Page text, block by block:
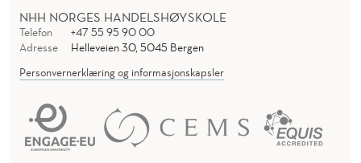
NHH NORGES HANDELSHØYSKOLE
Telefon
+47 55 95 90 00
Adresse
Helleveien 30, 5045 Bergen
Personvernerklæring og informasjonskapsler